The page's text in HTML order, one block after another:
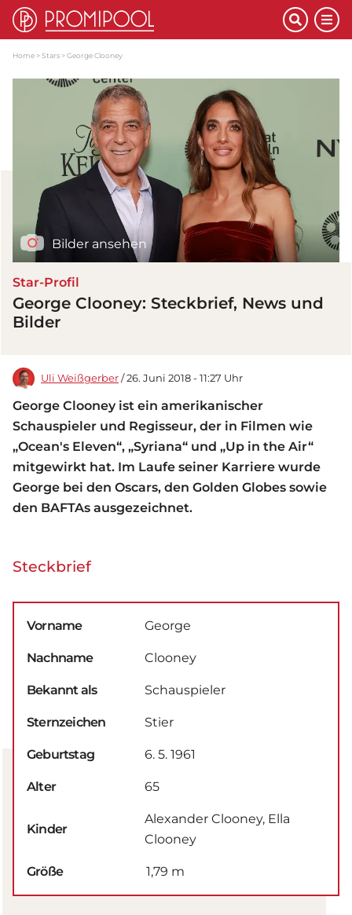
Home Stars George Clooney
Bilder ansehen
Star-Profil
George Clooney: Steckbrief, News und
Bilder
Uli Weißgerber / 26. Juni 2018 - 11:27 Uhr
George Clooney ist ein amerikanischer
Schauspieler und Regisseur, der in Filmen wie
„Ocean's Eleven“, „Syriana“ und „Up in the Air“
mitgewirkt hat. Im Laufe seiner Karriere wurde
George bei den Oscars, den Golden Globes sowie
den BAFTAs ausgezeichnet.
Steckbrief
Vorname George
Nachname Clooney
Bekannt als Schauspieler
Sternzeichen Stier
Geburtstag 6. 5. 1961
Alter 65
Kinder
Alexander Clooney, Ella
Clooney
Größe 1,79 m